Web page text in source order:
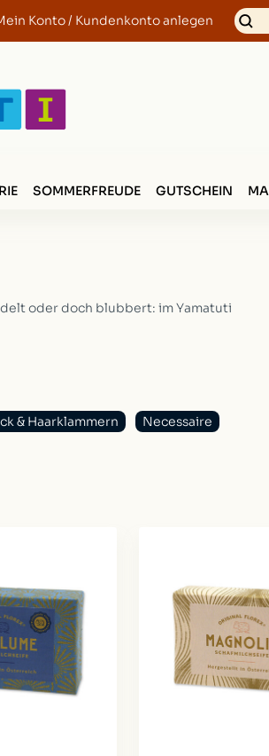
Konto/ Kundenkonto anlegen
SOMMERFREUDE GUTSCHEIN
oder doch blubbert: im Yamatuti
& Haarklammern
Necessaire